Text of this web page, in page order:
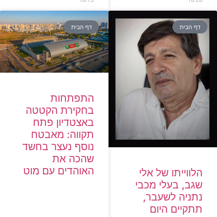
הבית
של אלי
בעלי מכבי
לשעבר,
היום
דף הבית
התפתחות
בחקירת הקטטה
באצטדיון פתח
תקווה: מאבטח
נוסף נעצר בחשד
שהכה את
האוהדים עם מוט